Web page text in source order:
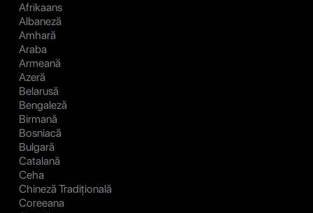
Afrikaans
Albaneză
Amhară
Araba
Armeană
Azeră
Belarusă
Bengaleză
Birmană
Bosniacă
Bulgară
Catalană
Ceha
Chineză Tradițională
Coreeana